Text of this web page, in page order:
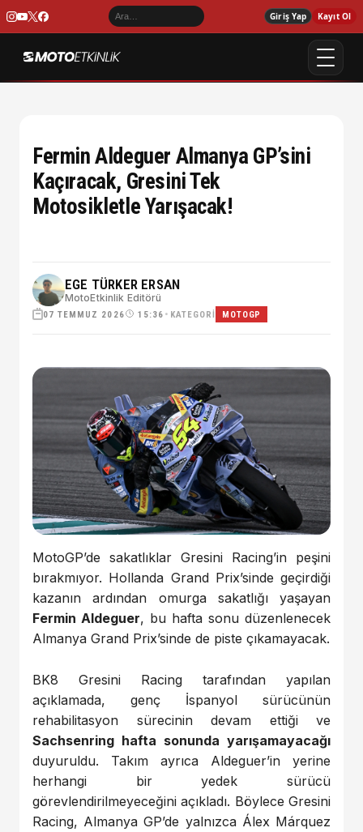
Giriş Yap Kayıt Ol
Fermin Aldeguer Almanya GP’sini
Kaçıracak, Gresini Tek
Motosikletle Yarışacak!
EGE TÜRKER ERSAN
MotoEtkinlik Editörü
07 TEMMUZ 2026 15:36 • KATEGORI MOTOGP
MotoGP’de sakatlıklar Gresini Racing’in peşini
bırakmıyor. Hollanda Grand Prix’sinde geçirdiği
kazanın ardından omurga sakatlığı yaşayan
Fermin Aldeguer, bu hafta sonu düzenlenecek
Almanya Grand Prix’sinde de piste çıkamayacak.
BK8 Gresini Racing tarafından yapılan
açıklamada, genç İspanyol sürücünün
rehabilitasyon sürecinin devam ettiği ve
Sachsenring hafta sonunda yarışamayacağı
duyuruldu. Takım ayrıca Aldeguer’in yerine
herhangi bir yedek sürücü
görevlendirilmeyeceğini açıkladı. Böylece Gresini
Racing, Almanya GP’de yalnızca Álex Márquez